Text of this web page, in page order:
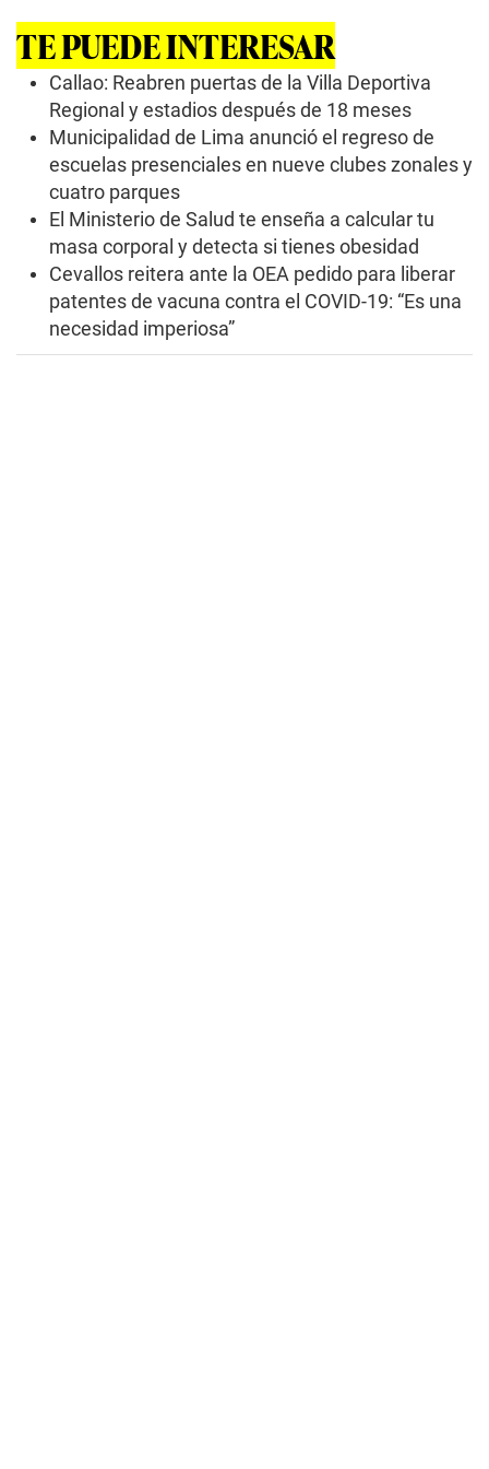
o
f
0
TE PUEDE INTERESAR
Callao: Reabren puertas de la Villa Deportiva
Regional y estadios después de 18 meses
Municipalidad de Lima anunció el regreso de
escuelas presenciales en nueve clubes zonales y
cuatro parques
El Ministerio de Salud te enseña a calcular tu
masa corporal y detecta si tienes obesidad
Cevallos reitera ante la OEA pedido para liberar
patentes de vacuna contra el COVID-19: “Es una
necesidad imperiosa”